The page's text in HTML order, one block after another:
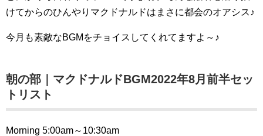
けてからのひんやりマクドナルドはまさに都会のオアシス♪
今月も素敵なBGMをチョイスしてくれてますよ～♪
朝の部｜マクドナルドBGM2022年8月前半セッ
トリスト
Morning 5:00am～10:30am